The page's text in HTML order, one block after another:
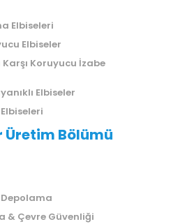
Elbiseleri
Elbiseler
Koruyucu İzabe
Elbiseler
Üretim Bölümü
& Çevre Güvenliği